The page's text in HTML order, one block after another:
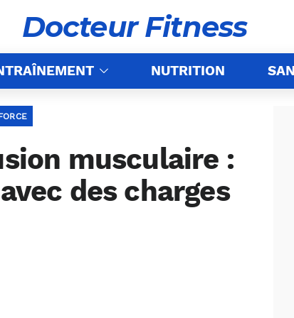
Docteur Fitness
NUTRITION
musculaire :
des charges